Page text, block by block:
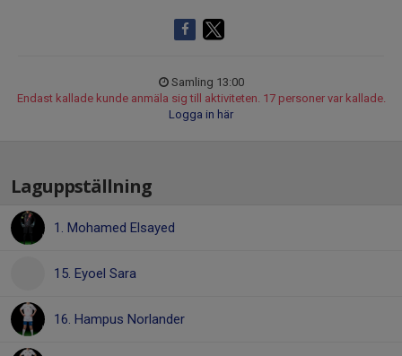
Samling 13:00
Endast kallade kunde anmäla sig till aktiviteten. 17 personer var kallade.
Logga in här
Laguppställning
1. Mohamed Elsayed
15. Eyoel Sara
16. Hampus Norlander